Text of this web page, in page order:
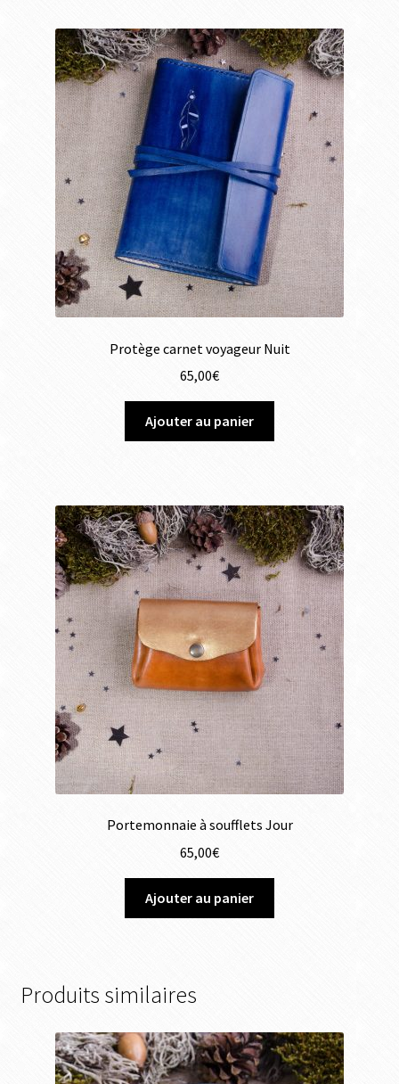
Protège carnet voyageur Nuit
65,00€
Ajouter au panier
Portemonnaie à soufflets Jour
65,00€
Ajouter au panier
Produits similaires